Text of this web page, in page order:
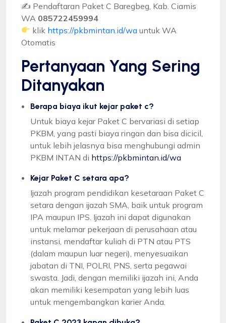
✍ Pendaftaran Paket C Baregbeg, Kab. Ciamis
WA 085722459994
klik https://pkbmintan.id/wa untuk WA
Otomatis
Pertanyaan Yang Sering
Ditanyakan
Berapa biaya ikut kejar paket c?
Untuk biaya kejar Paket C bervariasi di setiap
PKBM, yang pasti biaya ringan dan bisa dicicil,
untuk lebih jelasnya bisa menghubungi admin
PKBM INTAN di https://pkbmintan.id/wa
Kejar Paket C setara apa?
Ijazah program pendidikan kesetaraan Paket C
setara dengan ijazah SMA, baik untuk program
IPA maupun IPS. Ijazah ini dapat digunakan
untuk melamar pekerjaan di perusahaan atau
instansi, mendaftar kuliah di PTN atau PTS
(dalam maupun luar negeri), menyesuaikan
jabatan di TNI, POLRI, PNS, serta pegawai
swasta. Jadi, dengan memiliki ijazah ini, Anda
akan memiliki kesempatan yang lebih luas
untuk mengembangkan karier Anda.